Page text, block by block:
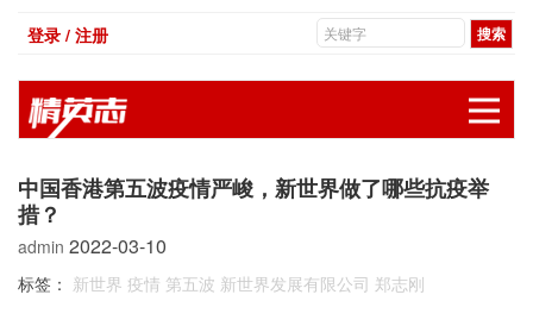
登录 / 注册
中国香港第五波疫情严峻，新世界做了哪些抗疫举
措？
admin 2022-03-10
标签： 新世界 疫情 第五波 新世界发展有限公司 郑志刚